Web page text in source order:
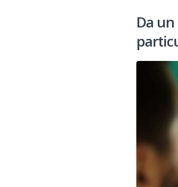
Da